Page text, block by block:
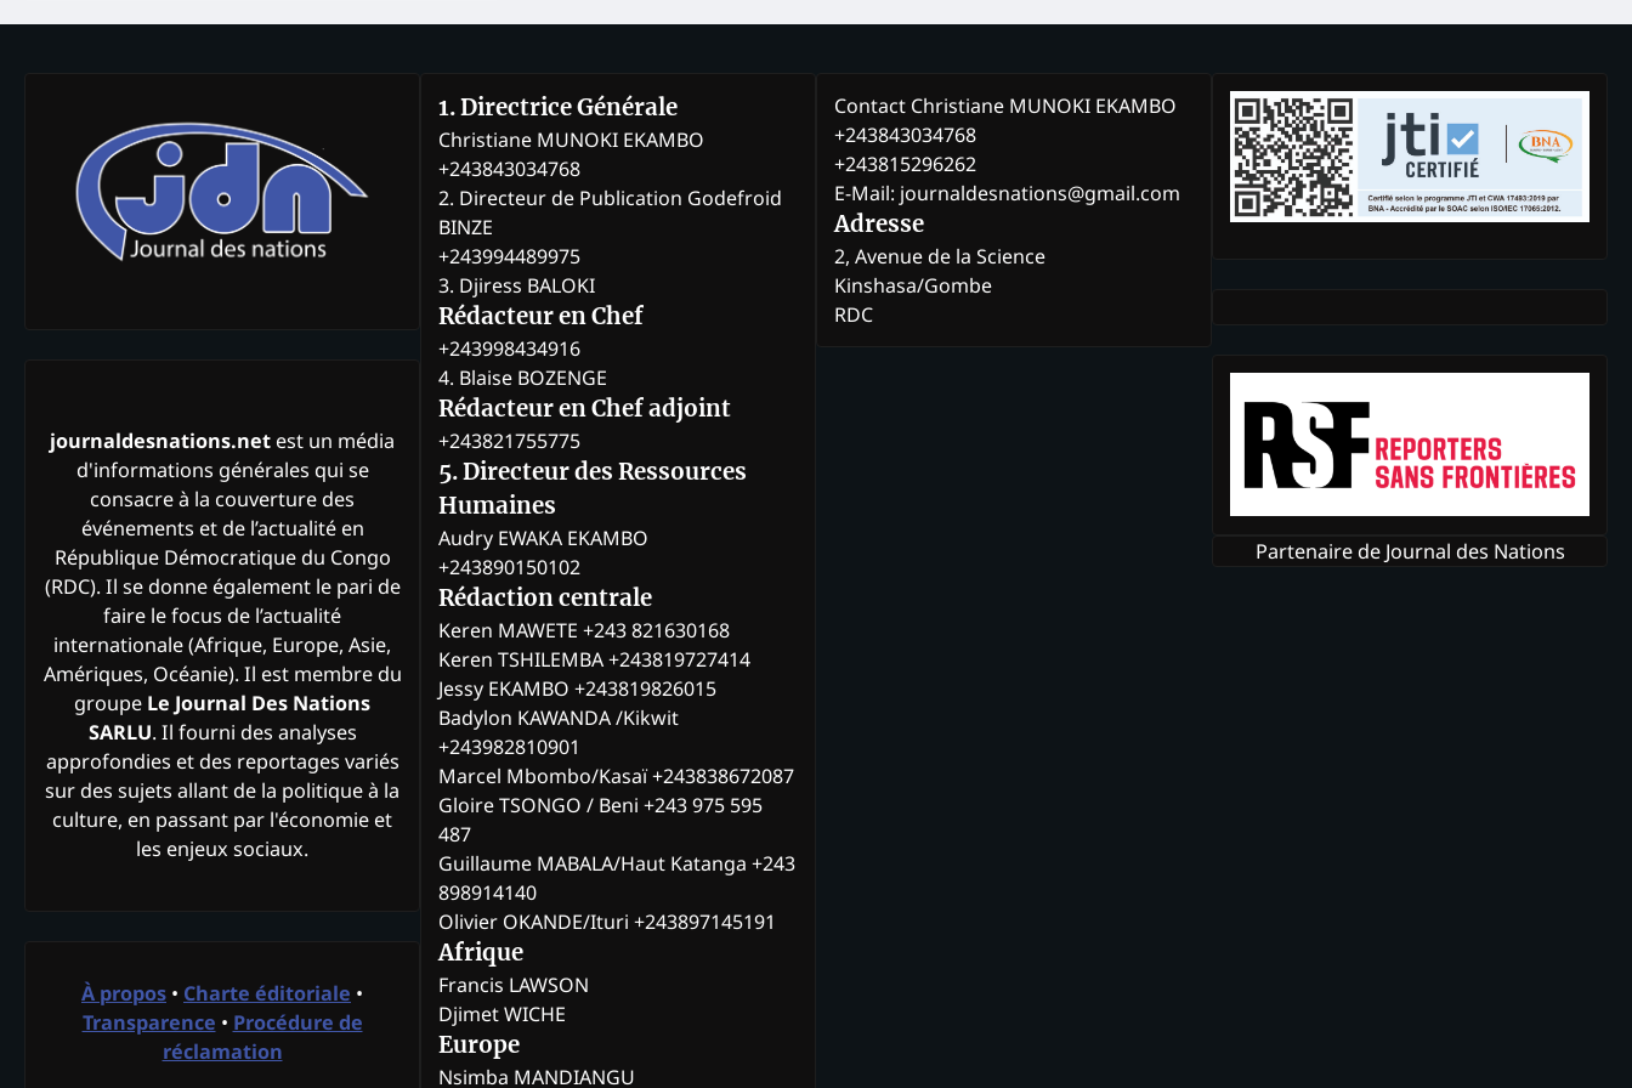
journaldesnations.net est un média
d'informations générales qui se
consacre à la couverture des
événements et de l’actualité en
République Démocratique du Congo
(RDC). Il se donne également le pari de
faire le focus de l’actualité
internationale (Afrique, Europe, Asie,
Amériques, Océanie). Il est membre du
groupe Le Journal Des Nations
SARLU. Il fourni des analyses
approfondies et des reportages variés
sur des sujets allant de la politique à la
culture, en passant par l'économie et
les enjeux sociaux.
À propos • Charte éditoriale •
Transparence • Procédure de
réclamation
1. Directrice Générale
Christiane MUNOKI EKAMBO
+243843034768
2. Directeur de Publication Godefroid
BINZE
+243994489975
3. Djiress BALOKI
Rédacteur en Chef
+243998434916
4. Blaise BOZENGE
Rédacteur en Chef adjoint
+243821755775
5. Directeur des Ressources
Humaines
Audry EWAKA EKAMBO
+243890150102
Rédaction centrale
Keren MAWETE +243 821630168
Keren TSHILEMBA +243819727414
Jessy EKAMBO +243819826015
Badylon KAWANDA /Kikwit
+243982810901
Marcel Mbombo/Kasaï +243838672087
Gloire TSONGO / Beni +243 975 595
487
Guillaume MABALA/Haut Katanga +243
898914140
Olivier OKANDE/Ituri +243897145191
Afrique
Francis LAWSON
Djimet WICHE
Europe
Nsimba MANDIANGU
Contact Christiane MUNOKI EKAMBO
+243843034768
+243815296262
E-Mail: journaldesnations@gmail.com
Adresse
2, Avenue de la Science
Kinshasa/Gombe
RDC
Partenaire de Journal des Nations